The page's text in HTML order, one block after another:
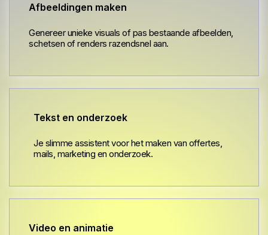
Afbeeldingen maken
Genereer unieke visuals of pas bestaande afbeelden,
schetsen of renders razendsnel aan.
Tekst en onderzoek
Je slimme assistent voor het maken van offertes,
mails, marketing en onderzoek.
Video en animatie